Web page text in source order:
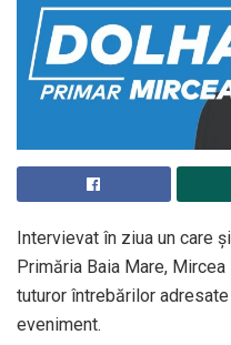
Intervievat în ziua un care
Primăria Baia Mare,
tuturor întrebărilor
eveniment.